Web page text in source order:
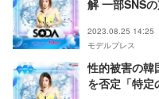
解 一部SNS
2023.08.25 14:25
モデルプレス
性的被害の韓
を否定「特定